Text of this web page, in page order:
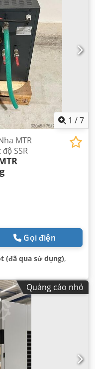
1 /7
MTR
SSR
Gọi điện
(đã qua sử dụng),
Quảng cáo nhỏ